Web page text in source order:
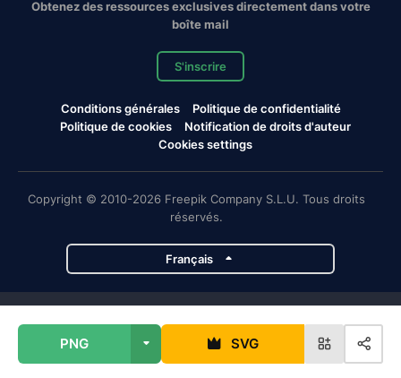
PNG SVG
Obtenez des ressources exclusives directement dans votre
boîte mail
S'inscrire
Conditions générales
Politique de confidentialité
Politique de cookies
Notification de droits d'auteur
Cookies settings
Copyright © 2010-2026 Freepik Company S.L.U. Tous droits
réservés.
Français